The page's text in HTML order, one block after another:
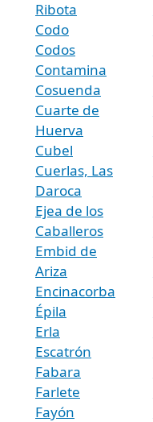
Ribota
Codo
Codos
Contamina
Cosuenda
Cuarte de
Huerva
Cubel
Cuerlas, Las
Daroca
Ejea de los
Caballeros
Embid de
Ariza
Encinacorba
Épila
Erla
Escatrón
Fabara
Farlete
Fayón